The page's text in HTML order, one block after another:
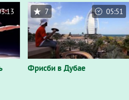
Фрисби в Дубае
7 05:51